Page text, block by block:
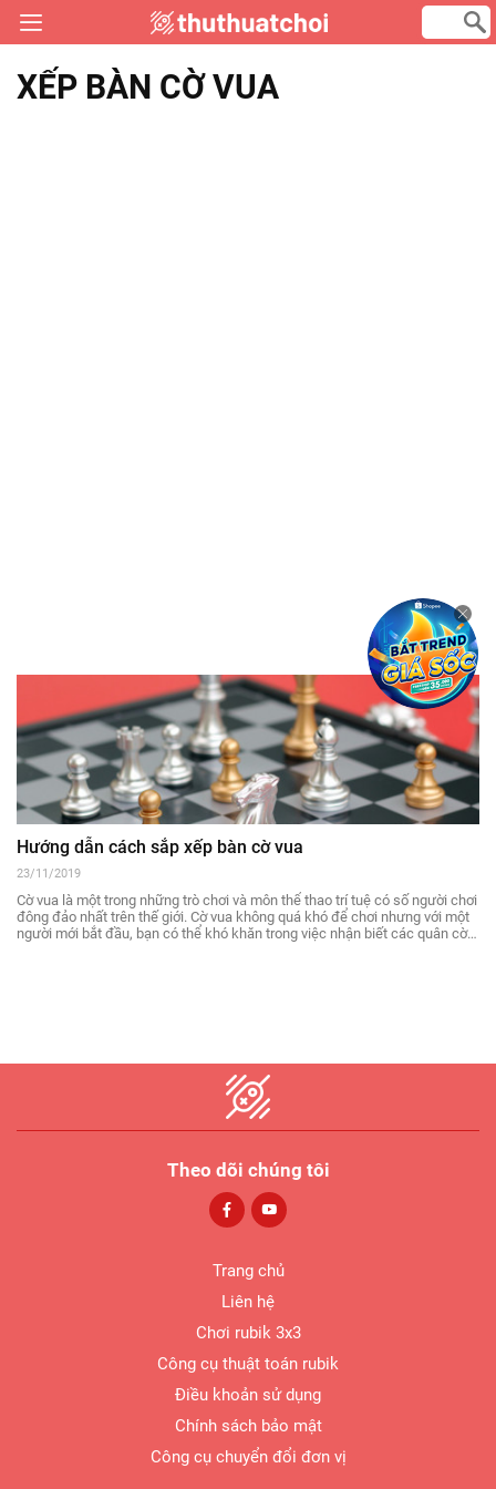
XẾP BÀN CỜ VUA
Hướng dẫn cách sắp xếp bàn cờ vua
23/11/2019
Cờ vua là một trong những trò chơi và môn thể thao trí tuệ có số người chơi
đông đảo nhất trên thế giới. Cờ vua không quá khó để chơi nhưng với một
người mới bắt đầu, bạn có thể khó khăn trong việc nhận biết các quân cờ
Theo dõi chúng tôi
Trang chủ
Liên hệ
Chơi rubik 3x3
Công cụ thuật toán rubik
Điều khoản sử dụng
Chính sách bảo mật
Công cụ chuyển đổi đơn vị